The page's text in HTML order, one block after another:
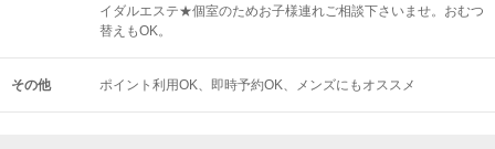
イダルエステ★個室のためお子様連れご相談下さいませ。おむつ
替えもOK。
その他 ポイント利用OK 即時予約OK メンズにもオススメ